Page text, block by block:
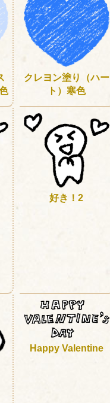
クレヨン塗り（ハー
ト）寒色
好き！2
Happy Valentine